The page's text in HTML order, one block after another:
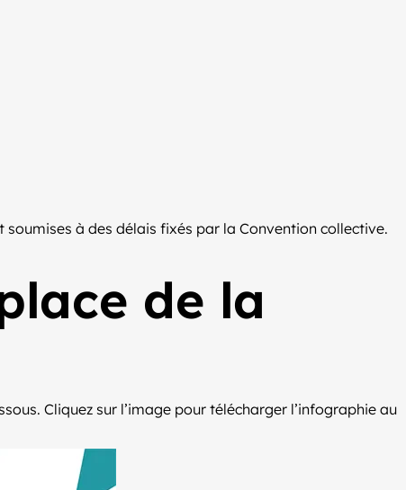
à des délais fixés par la Convention collective.
de la
Cliquez sur l’image pour télécharger l’infographie au